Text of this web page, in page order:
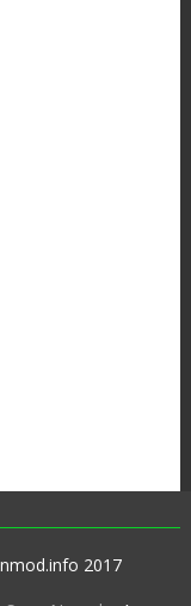
2017